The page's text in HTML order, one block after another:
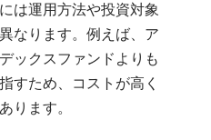
は運用方法や投資対象
なります。例えば、ア
ックスファンドよりも
すため、コストが高く
ります。